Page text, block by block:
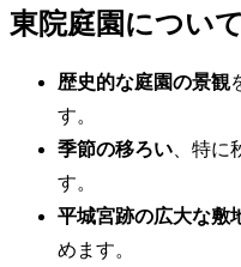
東院庭園について
歴史的な庭園の景観
す。
季節の移ろい、特に
す。
平城宮跡の広大な敷
めます。